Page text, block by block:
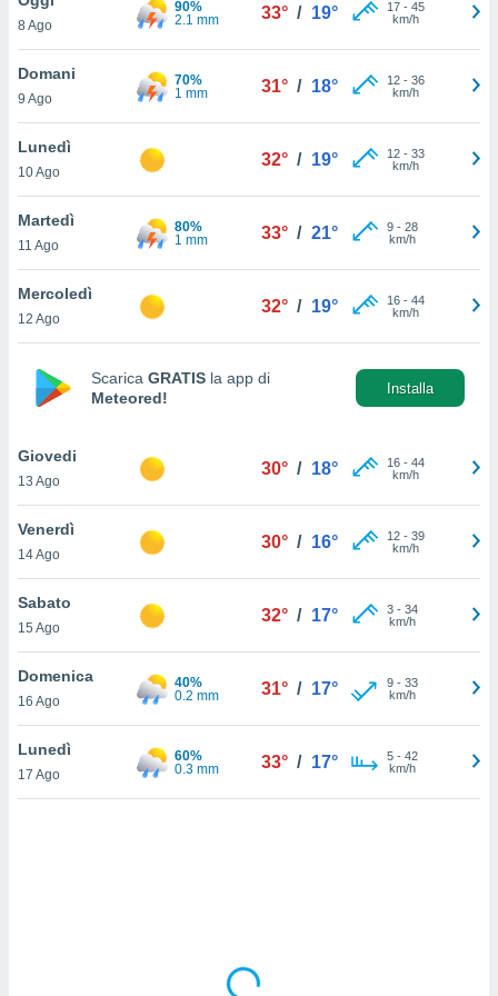
è
al sito
di
ci
di
il
un
la
nella
cookie
il tuo
in
a piè
del
8 Ago
90%
2.1 mm
33° / 19° 17- 45
km/h
Domani
9 Ago
70%
1 mm
31° / 18° 12- 36
km/h
Lunedì
10 Ago
32° / 19° 12- 33
km/h
Martedì
11 Ago
80%
1 mm
33° / 21° 9- 28
km/h
Mercoledì
12 Ago
32° / 19° 16- 44
km/h
Scarica GRATIS la app di
Meteored!
Installa
Giovedi
13 Ago
30° / 18° 16- 44
km/h
Venerdì
14 Ago
30° / 16° 12- 39
km/h
Sabato
15 Ago
32° / 17° 3- 34
km/h
Domenica
16 Ago
40%
0.2 mm
31° / 17° 9- 33
km/h
Lunedì
17 Ago
60%
0.3 mm
33° / 17° 5- 42
km/h